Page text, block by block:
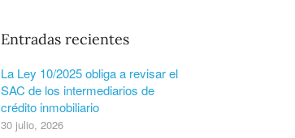
Entradas recientes
La Ley 10/2025 obliga a revisar el
SAC de los intermediarios de
crédito inmobiliario
30 julio, 2026